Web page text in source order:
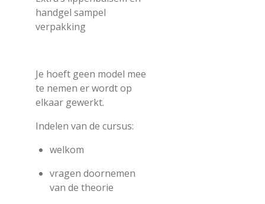
handgel sampel
verpakking
Je hoeft geen model mee
te nemen er wordt op
elkaar gewerkt.
Indelen van de cursus:
welkom
vragen doornemen
van de theorie